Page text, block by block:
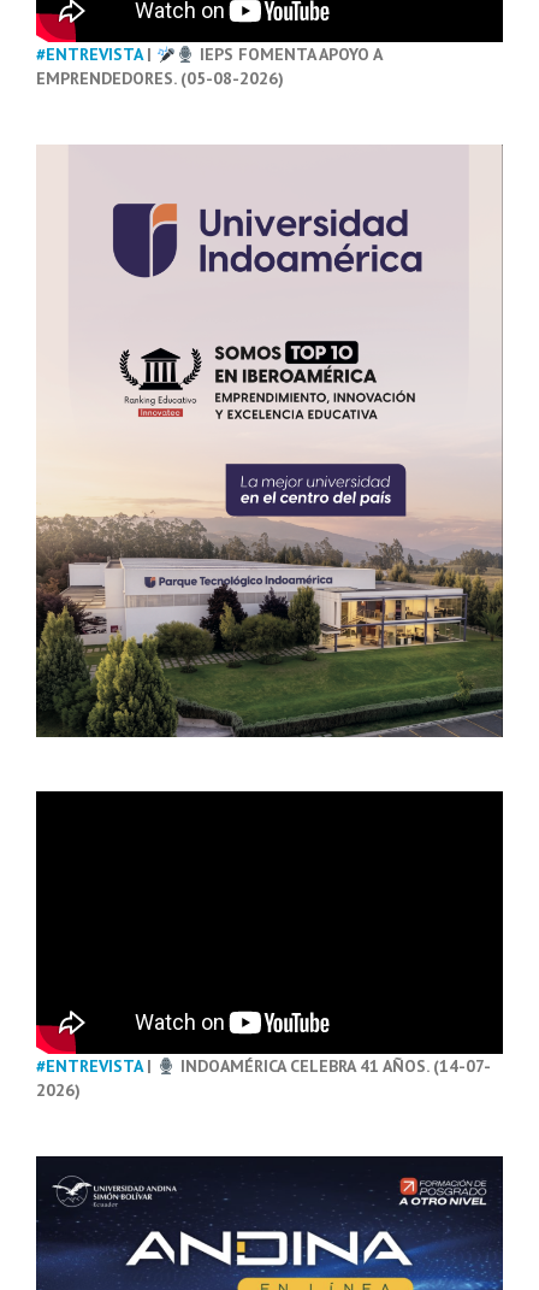
#ENTREVISTA|
IEPS FOMENTA APOYO A
EMPRENDEDORES. (05-08-2026)
#ENTREVISTA|
INDOAMÉRICA CELEBRA 41 AÑOS. (14-07-
2026)